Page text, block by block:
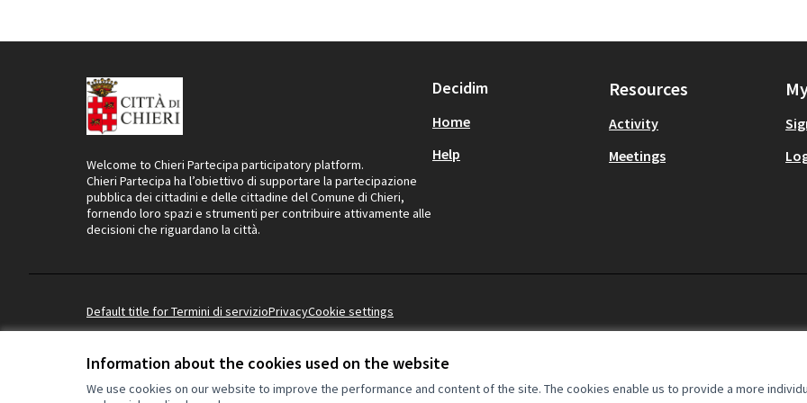
Information about the cookies used on the website
We use cookies on our website to improve the performance and content of the site. The cookies enable us to provide a more
Welcome to Chieri Partecipa participatory platform.
Chieri Partecipa ha l’obiettivo di supportare la partecipazione
pubblica dei cittadini e delle cittadine del Comune di Chieri,
fornendo loro spazi e strumenti per contribuire attivamente alle
decisioni che riguardano la città.
Decidim
Home
Help
Resources
Activity
Meetings
Default title for Termini di servizioPrivacyCookie settings